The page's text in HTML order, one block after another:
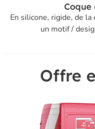
En silicone, rigide, de
un motif /
Offre